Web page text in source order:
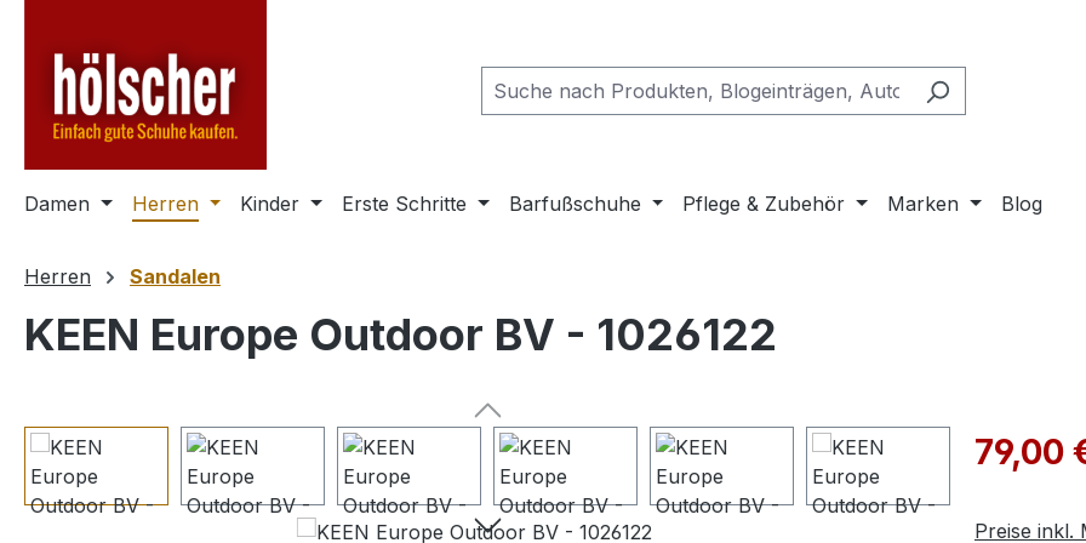
Damen Herren Kinder Erste Schritte Barfußschuhe Pflege & Zubehör Marken Blog
Herren Sandalen
KEEN Europe Outdoor BV - 1026122
Bildergalerie überspringen 79,00
Preise inkl.